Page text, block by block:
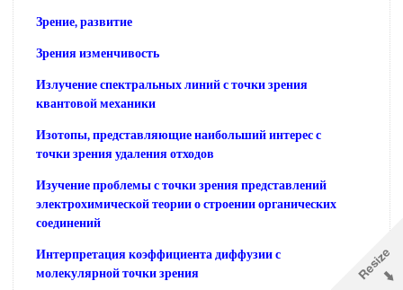
Зрение, развитие
Зрения изменчивость
Излучение спектральных линий с точки зрения
квантовой механики
Изотопы, представляющие наибольший интерес с
точки зрения удаления отходов
Изучение проблемы с точки зрения представлений
электрохимической теории о строении органических
соединений
Интерпретация коэффициента диффузии с
молекулярной точки зрения